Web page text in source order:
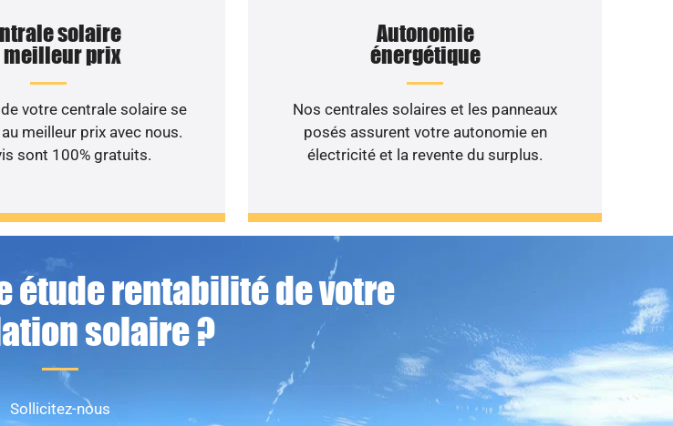
solaire
meilleur prix
votre centrale solaire se
meilleur prix avec nous.
sont 100% gratuits.
Autonomie
énergétique
Nos centrales solaires et les panneaux
posés assurent votre autonomie en
électricité et la revente du surplus.
étude rentabilité de votre
solaire ?
Sollicitez-nous